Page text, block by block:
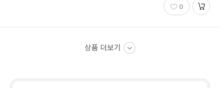
0
상품 더보기